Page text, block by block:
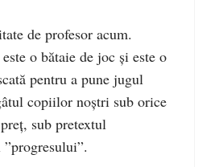
de profesor acum.
o bătaie de joc și este o
pentru a pune jugul
copiilor noștri sub orice
sub pretextul